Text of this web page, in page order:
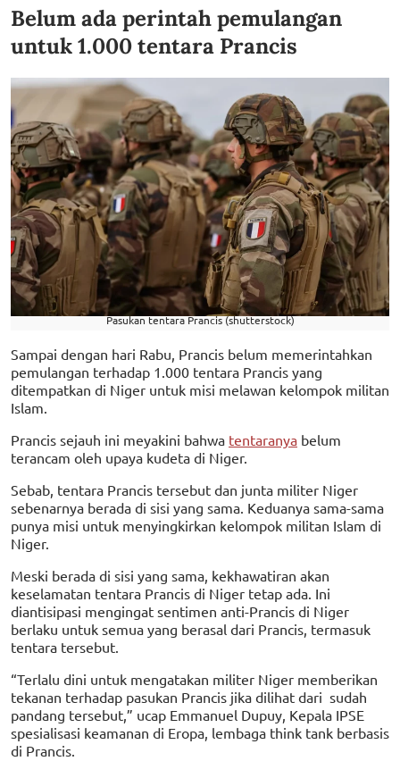
Belum ada perintah pemulangan
untuk 1.000 tentara Prancis
Pasukan tentara Prancis (shutterstock)
Sampai dengan hari Rabu, Prancis belum memerintahkan
pemulangan terhadap 1.000 tentara Prancis yang
ditempatkan di Niger untuk misi melawan kelompok militan
Islam.
Prancis sejauh ini meyakini bahwa tentaranya belum
terancam oleh upaya kudeta di Niger.
Sebab, tentara Prancis tersebut dan junta militer Niger
sebenarnya berada di sisi yang sama. Keduanya sama-sama
punya misi untuk menyingkirkan kelompok militan Islam di
Niger.
Meski berada di sisi yang sama, kekhawatiran akan
keselamatan tentara Prancis di Niger tetap ada. Ini
diantisipasi mengingat sentimen anti-Prancis di Niger
berlaku untuk semua yang berasal dari Prancis, termasuk
tentara tersebut.
“Terlalu dini untuk mengatakan militer Niger memberikan
tekanan terhadap pasukan Prancis jika dilihat dari sudah
pandang tersebut,” ucap Emmanuel Dupuy, Kepala IPSE
spesialisasi keamanan di Eropa, lembaga think tank berbasis
di Prancis.